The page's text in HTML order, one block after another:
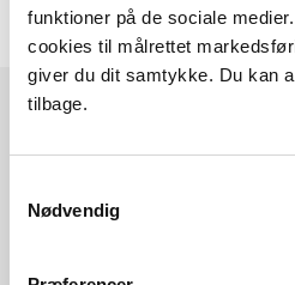
funktioner på de sociale
cookies til målrettet
giver du dit samtykke. Du kan
tilbage.
Nødvendig
Sådan kommer du